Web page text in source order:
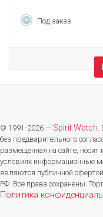
Под заказ
© 1991-2026 — Spirit.Watch.
без предварительного
размещенная на сайте,
условиях информационные
являются публичной
РФ. Все права сохранены.
Политика